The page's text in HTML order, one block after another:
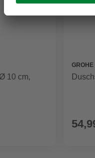
10 cm,
GROHE